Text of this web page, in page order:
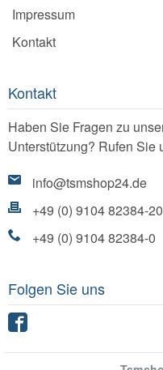
Impressum
Kontakt
Kontakt
Haben Sie Fragen zu
Unterstützung? Rufen Sie
info@tsmshop24.de
+49 (0) 9104 82384-20
+49 (0) 9104 82384-0
Folgen Sie uns